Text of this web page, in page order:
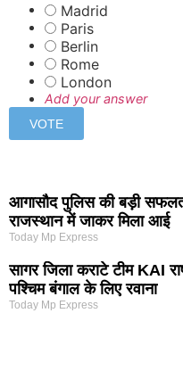
Madrid
Paris
Berlin
Rome
London
Add your answer
आगासौद पुलिस की बड़ी
राजस्थान में जाकर मिला आई
Today Mp Express
सागर जिला कराटे टीम KAI
पश्चिम बंगाल के लिए रवाना
Today Mp Express